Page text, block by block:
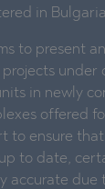
in Bulgaria
to present
under
in newly
offered
to ensure
to date,
accurate due